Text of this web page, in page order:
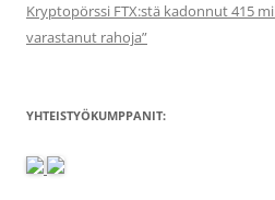
Kryptopörssi FTX:stä kadonnut 415
varastanut rahoja”
YHTEISTYÖKUMPPANIT: